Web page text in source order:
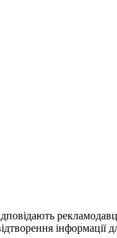
інформації